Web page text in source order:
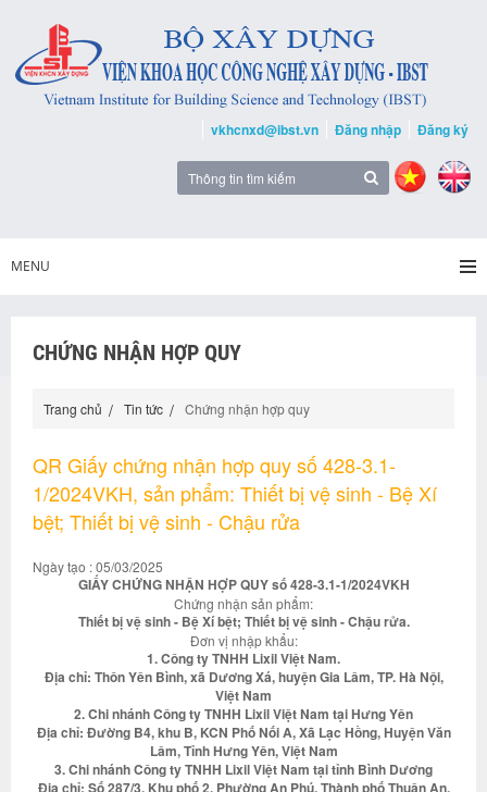
vkhcnxd@ibst.vn Đăng nhập Đăng ký
MENU
CHỨNG NHẬN HỢP QUY
Trang chủ Tin tức Chứng nhận hợp quy
QR Giấy chứng nhận hợp quy số 428-3.1-
1/2024VKH, sản phẩm: Thiết bị vệ sinh - Bệ Xí
bệt; Thiết bị vệ sinh - Chậu rửa
Ngày tạo : 05/03/2025
GIẤY CHỨNG NHẬN HỢP QUY số 428-3.1-1/2024VKH
Chứng nhận sản phẩm:
Thiết bị vệ sinh - Bệ Xí bệt; Thiết bị vệ sinh - Chậu rửa.
Đơn vị nhập khẩu:
1. Công ty TNHH Lixil Việt Nam.
Địa chỉ: Thôn Yên Bình, xã Dương Xá, huyện Gia Lâm, TP. Hà Nội,
Việt Nam
2. Chi nhánh Công ty TNHH Lixil Việt Nam tại Hưng Yên
Địa chỉ: Đường B4, khu B, KCN Phố Nối A, Xã Lạc Hồng, Huyện Văn
Lâm, Tỉnh Hưng Yên, Việt Nam
3. Chi nhánh Công ty TNHH Lixil Việt Nam tại tỉnh Bình Dương
Địa chỉ: Số 287/3, Khu phố 2, Phường An Phú, Thành phố Thuận An,